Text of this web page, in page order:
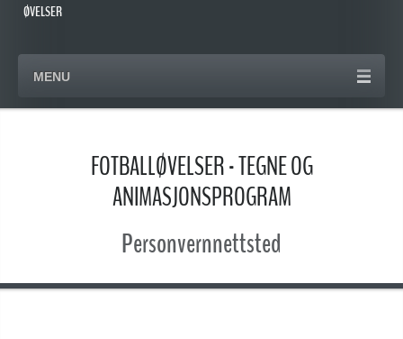
ØVELSER
MENU
FOTBALLØVELSER - TEGNE OG
ANIMASJONSPROGRAM
Personvernnettsted